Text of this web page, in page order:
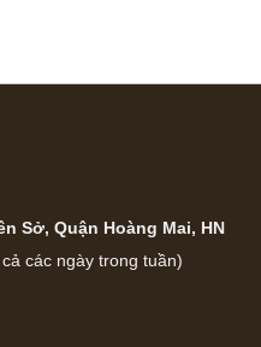
Sở, Quận Hoàng Mai, HN
các ngày trong tuần)